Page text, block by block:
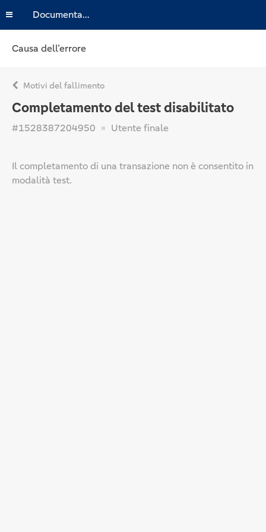
Documentazione
Causa dell’errore
Motivi del fallimento
Completamento del test disabilitato
#1528387204950 Utente finale
Il completamento di una transazione non è consentito in
modalità test.